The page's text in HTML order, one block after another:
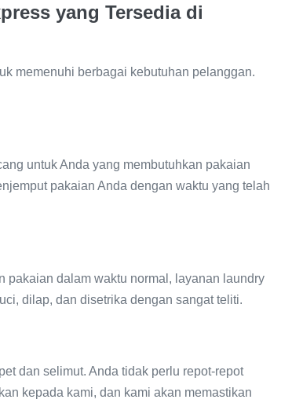
yang Tersedia di
memenuhi berbagai kebutuhan pelanggan.
untuk Anda yang membutuhkan pakaian
pakaian Anda dengan waktu yang telah
pakaian dalam waktu normal, layanan laundry
dilap, dan disetrika dengan sangat teliti.
dan selimut. Anda tidak perlu repot-repot
kepada kami, dan kami akan memastikan